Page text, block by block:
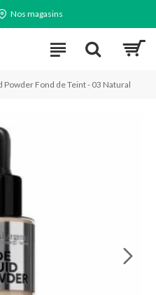
Nos magasins
Fond de Teint - 03 Natural